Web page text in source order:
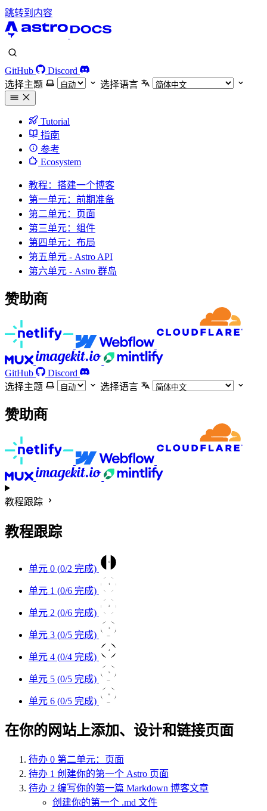
跳转到内容
GitHub
Discord
选择主题
选择语言
Tutorial
指南
参考
Ecosystem
教程：搭建一个博客
第一单元：前期准备
第二单元：页面
第三单元：组件
第四单元：布局
第五单元 - Astro API
第六单元 - Astro 群岛
赞助商
GitHub
Discord
选择主题
选择语言
赞助商
教程跟踪
教程跟踪
单元 0 (0/2 完成)
0
单元 1 (0/6 完成)
1
单元 2 (0/6 完成)
2
单元 3 (0/5 完成)
3
单元 4 (0/4 完成)
4
单元 5 (0/5 完成)
5
单元 6 (0/5 完成)
6
在你的网站上添加、设计和链接页面
待办 0 第二单元：页面
待办 1 创建你的第一个 Astro 页面
待办 2 编写你的第一篇 Markdown 博客文章
创建你的第一个 .md 文件